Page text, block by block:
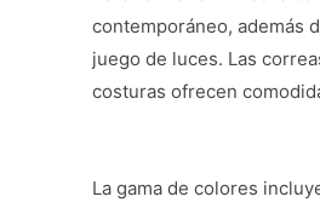
contemporáneo, además
juego de luces. Las
costuras ofrecen
La gama de colores